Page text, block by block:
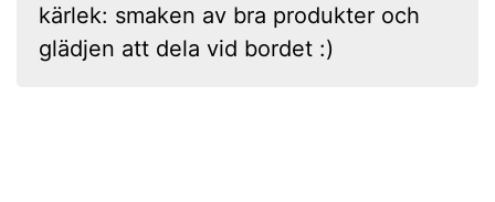
kärlek: smaken av bra produkter och
glädjen att dela vid bordet :)